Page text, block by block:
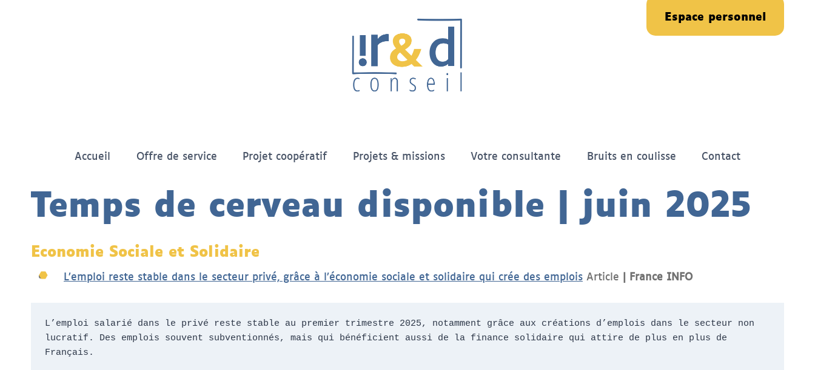
Espace personnel
Accueil Offre de service Projet coopératif Projets & missions Votre consultante Bruits en coulisse Contact
Temps de cerveau disponible | juin 2025
Economie Sociale et Solidaire
L’emploi reste stable dans le secteur privé, grâce à l’économie sociale et solidaire qui crée des emplois Article | France INFO
L’emploi salarié dans le privé reste stable au premier trimestre 2025, notamment grâce aux créations d’emplois dans le secteur non
lucratif. Des emplois souvent subventionnés, mais qui bénéficient aussi de la finance solidaire qui attire de plus en plus de
Français.